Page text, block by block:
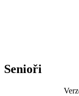
Senioři